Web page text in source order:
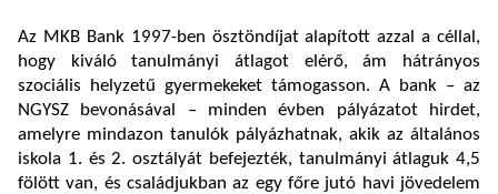
Az MKB Bank 1997-ben ösztöndíjat alapított azzal a céllal,
hogy kiváló tanulmányi átlagot elérő, ám hátrányos
szociális helyzetű gyermekeket támogasson. A bank – az
NGYSZ bevonásával – minden évben pályázatot hirdet,
amelyre mindazon tanulók pályázhatnak, akik az általános
iskola 1. és 2. osztályát befejezték, tanulmányi átlaguk 4,5
fölött van, és családjukban az egy főre jutó havi jövedelem